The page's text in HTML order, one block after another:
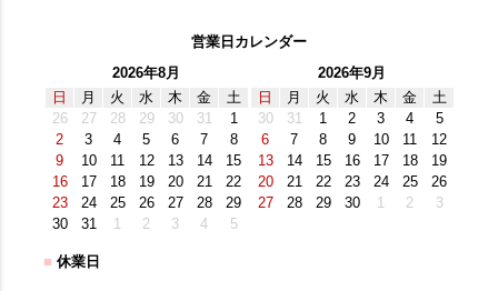
営業日カレンダー
2026年8月
日
月 火 水 木 金
土
26
27 28 29 30 31
1
2
3 4 5 6 7
8
9
10 11 12 13 14
15
16
17 18 19 20 21
22
23
24 25 26 27 28
29
30
31 1 2 3 4 5
2026年9月
日
月 火 水 木 金
土
30
31 1 2 3 4
5
6
7 8 9 10 11
12
13
14 15 16 17 18
19
20
21 22 23 24 25
26
27
28 29 30 1 2 3
■ 休業日